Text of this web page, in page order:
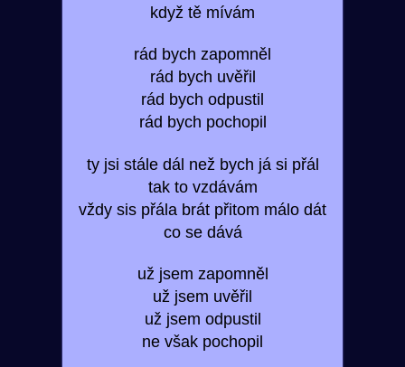
když tě mívám
rád bych zapomněl
rád bych uvěřil
rád bych odpustil
rád bych pochopil
ty jsi stále dál než bych já si přál
tak to vzdávám
vždy sis přála brát přitom málo dát
co se dává
už jsem zapomněl
už jsem uvěřil
už jsem odpustil
ne však pochopil